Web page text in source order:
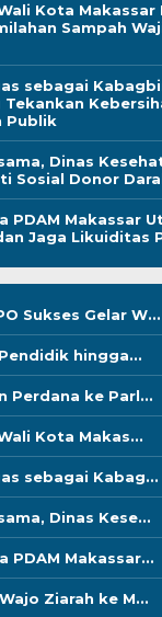
Kota Makassar
Sampah
sebagai
Tekankan
Publik
Dinas
Sosial Donor
PDAM Makassar
Jaga Likuiditas
Sukses Gelar W...
hingga...
Perdana ke Parl...
Kota Makas...
sebagai Kabag...
Dinas Kese...
PDAM Makassar...
Ziarah ke M...